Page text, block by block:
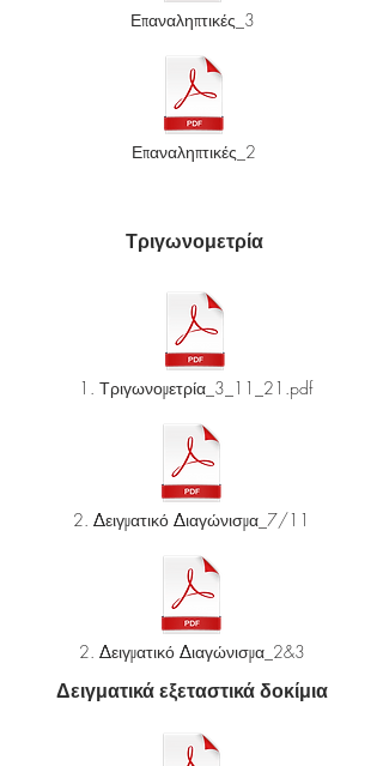
Επαναληπτικές_3
Επαναληπτικές_2
Τριγωνομετρία
1. Τριγωνομετρία_3_11_21.pdf
2. Δειγματικό Διαγώνισμα_7/11
2. Δειγματικό Διαγώνισμα_2&3
Δειγματικά εξεταστικά δοκίμια